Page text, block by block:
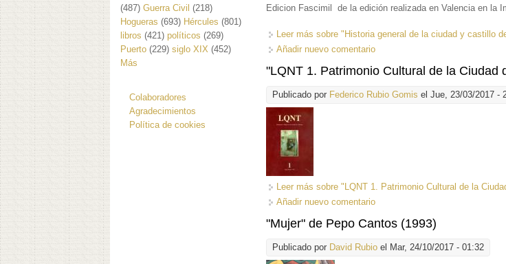
Edicion Fascimil de la edición realizada en Valencia en la
Leer más sobre "Historia general de la ciudad y castillo
Añadir nuevo comentario
"LQNT 1. Patrimonio Cultural de la Ciudad
Publicado por Federico Rubio Gomis el Jue, 23/03/2017 -
Leer más sobre "LQNT 1. Patrimonio Cultural de la
Añadir nuevo comentario
"Mujer" de Pepo Cantos (1993)
Publicado por David Rubio el Mar, 24/10/2017 - 01:32
(487) Guerra Civil (218)
Hogueras (693) Hércules (801)
libros (421) políticos (269)
Puerto (229) siglo XIX (452)
Más
Colaboradores
Agradecimientos
Política de cookies